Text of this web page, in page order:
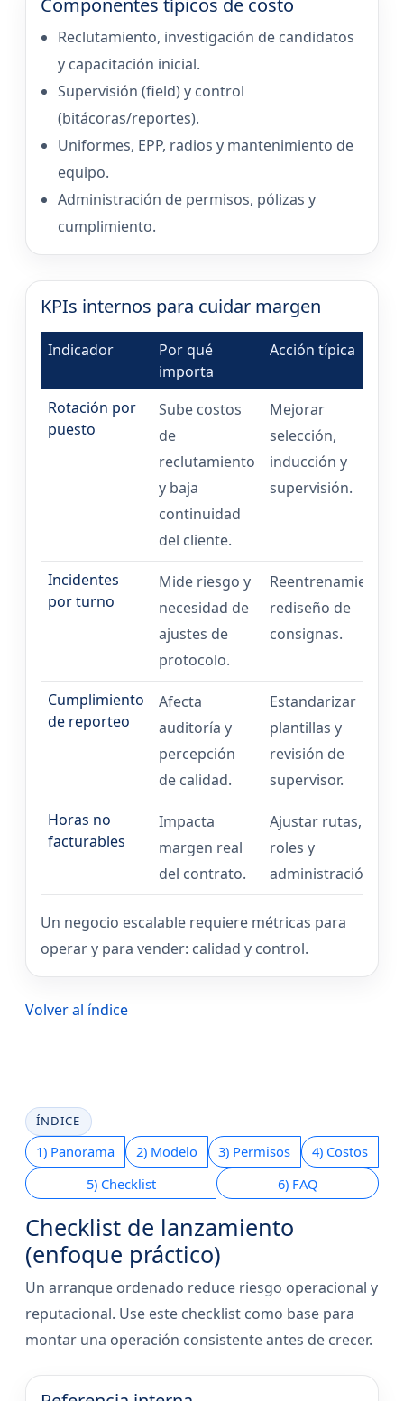
Reclutamiento, investigación de candidatos
y capacitación inicial.
Supervisión (field) y control
(bitácoras/reportes).
Uniformes, EPP, radios y mantenimiento de
equipo.
Administración de permisos, pólizas y
cumplimiento.
KPIs internos para cuidar margen
Indicador
Por qué
importa
Acción típica
Rotación por
puesto
Sube costos
de
reclutamiento
y baja
continuidad
del cliente.
Mejorar
selección,
inducción y
supervisión.
Incidentes
por turno
Mide riesgo y
necesidad de
ajustes de
protocolo.
Reentrenamiento,
rediseño de
consignas.
Cumplimiento
de reporteo
Afecta
auditoría y
percepción
de calidad.
Estandarizar
plantillas y
revisión de
supervisor.
Horas no
facturables
Impacta
margen real
del contrato.
Ajustar rutas,
roles y
administración.
Un negocio escalable requiere métricas para
operar y para vender: calidad y control.
Volver al índice
ÍNDICE
1) Panorama 2) Modelo 3) Permisos
4) Costos
5) Checklist
6) FAQ
Checklist de lanzamiento
(enfoque práctico)
Un arranque ordenado reduce riesgo operacional y
reputacional. Use este checklist como base para
montar una operación consistente antes de crecer.